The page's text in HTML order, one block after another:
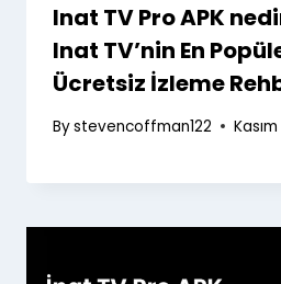
Inat TV Pro APK
Inat TV’nin En
Ücretsiz İzleme
Bystevencoffman122